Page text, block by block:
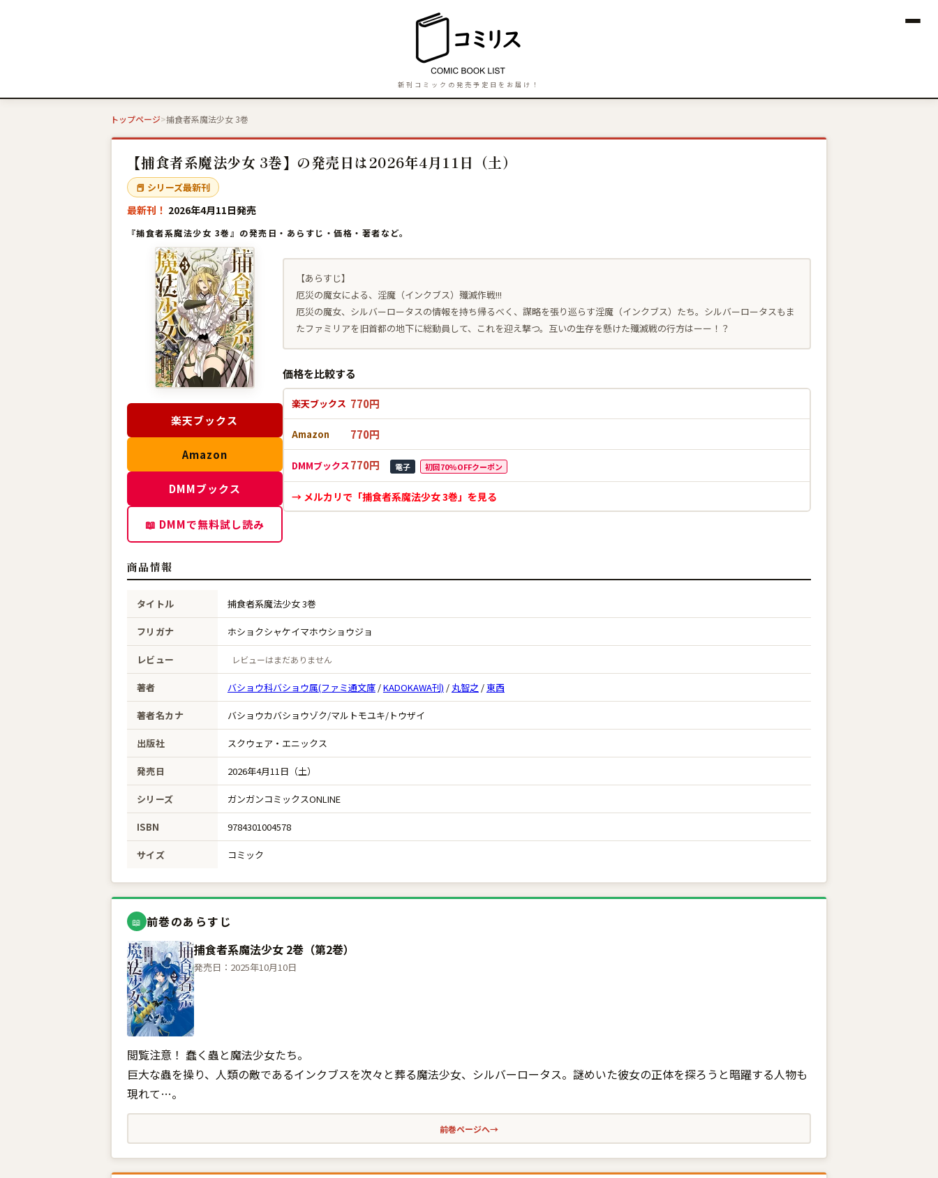
新刊コミックの発売予定日をお届け！
トップページ 捕食者系魔法少女 3巻
【捕食者系魔法少女 3巻】の発売日は2026年4月11日（土）
📕 シリーズ最新刊
最新刊！ 2026年4月11日発売
『捕食者系魔法少女 3巻』の発売日・あらすじ・価格・著者など。
楽天ブックス
Amazon
DMMブックス
📖 DMMで無料試し読み
【あらすじ】
厄災の魔女による、淫魔（インクブス）殲滅作戦!!!
厄災の魔女、シルバーロータスの情報を持ち帰るべく、謀略を張り巡らす淫魔（インクブス）たち。シルバーロータスもま
たファミリアを旧首都の地下に総動員して、これを迎え撃つ。互いの生存を懸けた殲滅戦の行方はーー！？
価格を比較する
楽天ブックス 770円
Amazon 770円
DMMブックス770円 電子 初回70%OFFクーポン
→ メルカリで「捕食者系魔法少女 3巻」を見る
商品情報
タイトル 捕食者系魔法少女 3巻
フリガナ ホショクシャケイマホウショウジョ
レビュー レビューはまだありません
著者 バショウ科バショウ属(ファミ通文庫/KADOKAWA刊) / 丸智之 / 東西
著者名カナ バショウカバショウゾク/マルトモユキ/トウザイ
出版社 スクウェア・エニックス
発売日 2026年4月11日（土）
シリーズ ガンガンコミックスONLINE
ISBN 9784301004578
サイズ コミック
📖 前巻のあらすじ
捕食者系魔法少女 2巻（第2巻）
発売日：2025年10月10日
閲覧注意！ 蠢く蟲と魔法少女たち。
巨大な蟲を操り、人類の敵であるインクブスを次々と葬る魔法少女、シルバーロータス。謎めいた彼女の正体を探ろうと暗躍する人物も
現れて…。
前巻ページへ→